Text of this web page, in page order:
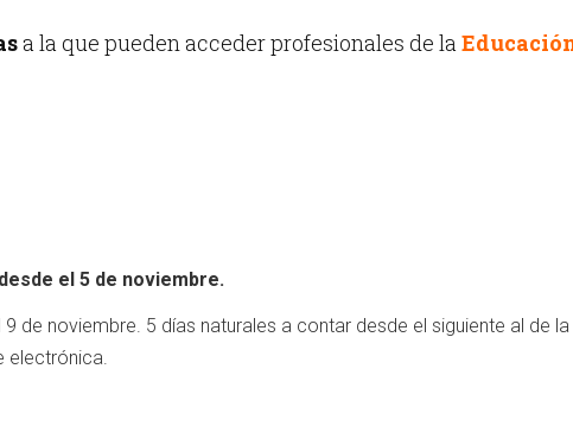
a la que pueden acceder profesionales de la
el 5 de noviembre.
de noviembre. 5 días naturales a contar desde el siguiente al de la
electrónica.